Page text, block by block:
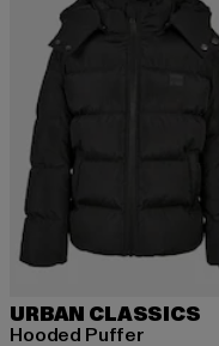
URBAN CLASSICS
Hooded Puffer